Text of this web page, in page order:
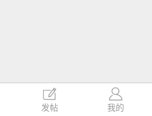

发帖

我的